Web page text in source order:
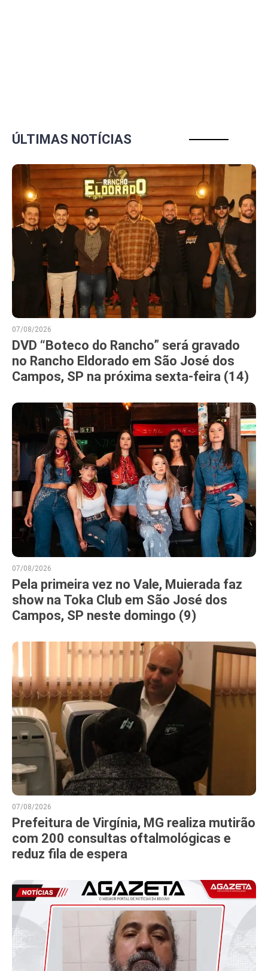
ÚLTIMAS NOTÍCIAS
07/08/2026
DVD “Boteco do Rancho” será gravado
no Rancho Eldorado em São José dos
Campos, SP na próxima sexta-feira (14)
07/08/2026
Pela primeira vez no Vale, Muierada faz
show na Toka Club em São José dos
Campos, SP neste domingo (9)
07/08/2026
Prefeitura de Virgínia, MG realiza mutirão
com 200 consultas oftalmológicas e
reduz fila de espera